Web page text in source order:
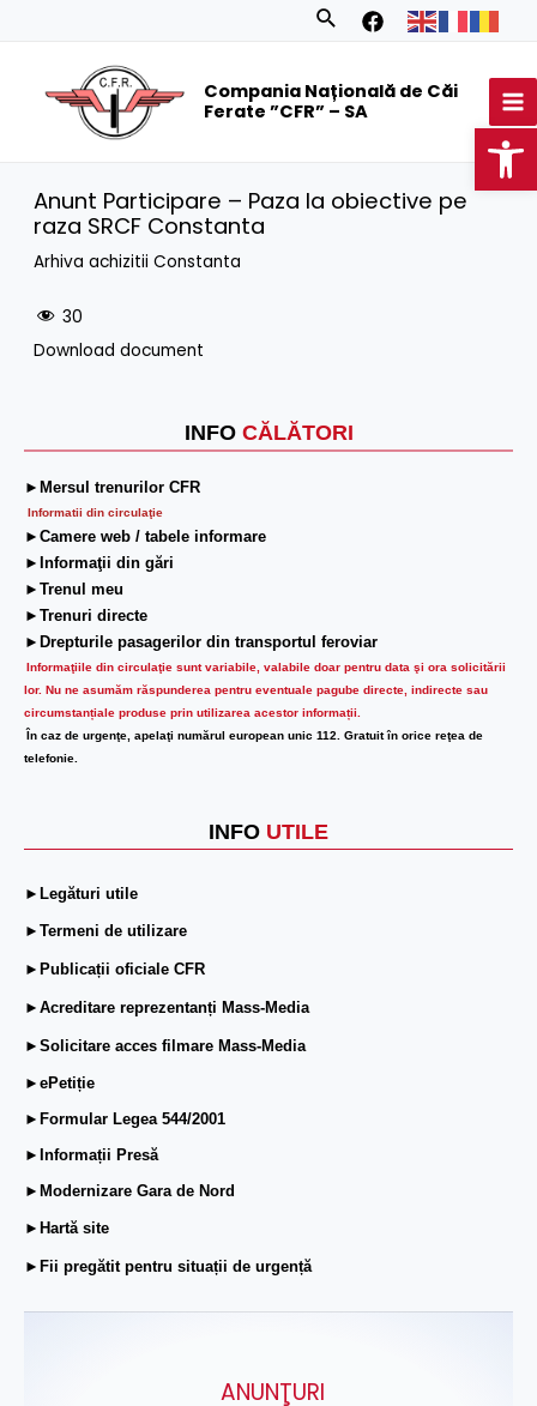
Search
Compania Națională de Căi
Ferate ”CFR” – SA
INFO CĂLĂTORI
►Mersul trenurilor CFR
Informatii din circulaţie
►Camere web / tabele informare
►Informaţii din gări
►Trenul meu
►Trenuri directe
►Drepturile pasagerilor din transportul feroviar
Informaţiile din circulaţie sunt variabile, valabile doar pentru data şi ora solicitării
lor. Nu ne asumăm răspunderea pentru eventuale pagube directe, indirecte sau
circumstanțiale produse prin utilizarea acestor informații.
În caz de urgenţe, apelaţi numărul european unic 112. Gratuit în orice reţea de
telefonie.
INFO UTILE
►Legături utile
►Termeni de utilizare
►Publicații oficiale CFR
►Acreditare reprezentanți Mass-Media
►Solicitare acces filmare Mass-Media
►ePetiție
►Formular Legea 544/2001
►Informații Presă
►Modernizare Gara de Nord
►Hartă site
►Fii pregătit pentru situații de urgență
Anunt Participare – Paza la obiective pe
raza SRCF Constanta
Arhiva achizitii Constanta
30
Download document
ANUNŢURI